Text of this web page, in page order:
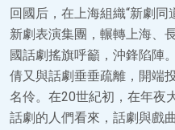
回國后，在上海組織“新劇同
新劇表演集團，輾轉上海、
國話劇搖旗呼籲，沖鋒陷陣
倩又與話劇垂垂疏離，開端
名伶。在20世紀初，在年夜
話劇的人們看來，話劇與戲